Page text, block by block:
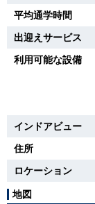
平均通学時間
出迎えサービス
利用可能な設備
インドアビュー
住所
ロケーション
地図